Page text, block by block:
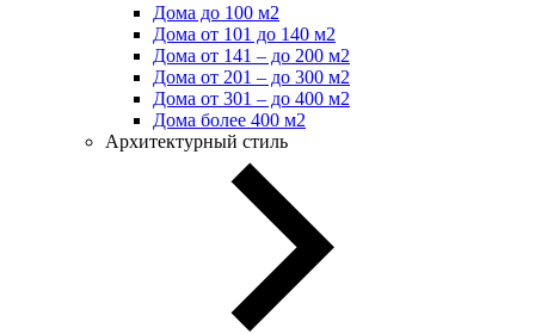
Дома до 100 м2
Дома от 101 до 140 м2
Дома от 141 – до 200 м2
Дома от 201 – до 300 м2
Дома от 301 – до 400 м2
Дома более 400 м2
Архитектурный стиль